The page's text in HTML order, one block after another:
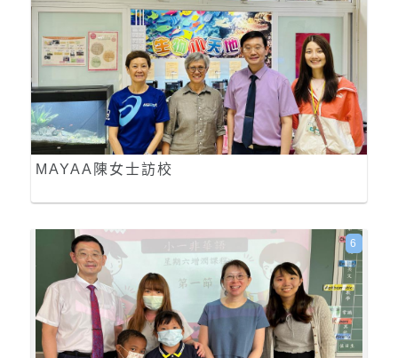
MAYAA陳女士訪校
6